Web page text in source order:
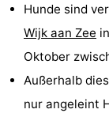
-
Indoor-
Wellness-
Hunde sind
Wijk aan Zee
Oktober
Außerhalb
nur angeleint